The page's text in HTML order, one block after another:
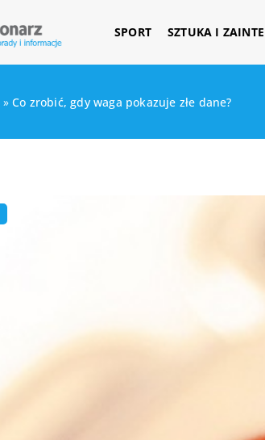
SPORT SZTUKA I
»Co zrobić, gdy waga pokazuje złe dane?